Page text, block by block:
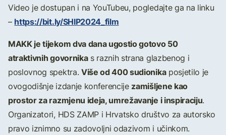
Video je dostupan i na YouTubeu, pogledajte ga na linku
– https://bit.ly/SHIP2024_film
MAKK je tijekom dva dana ugostio gotovo 50
atraktivnih govornikas raznih strana glazbenog i
poslovnog spektra. Više od 400 sudionikaposjetilo je
ovogodišnje izdanje konferencije zamišljene kao
prostor za razmjenu ideja, umrežavanje i inspiraciju.
Organizatori, HDS ZAMP i Hrvatsko društvo za autorsko
pravo iznimno su zadovoljni odazivom i učinkom.